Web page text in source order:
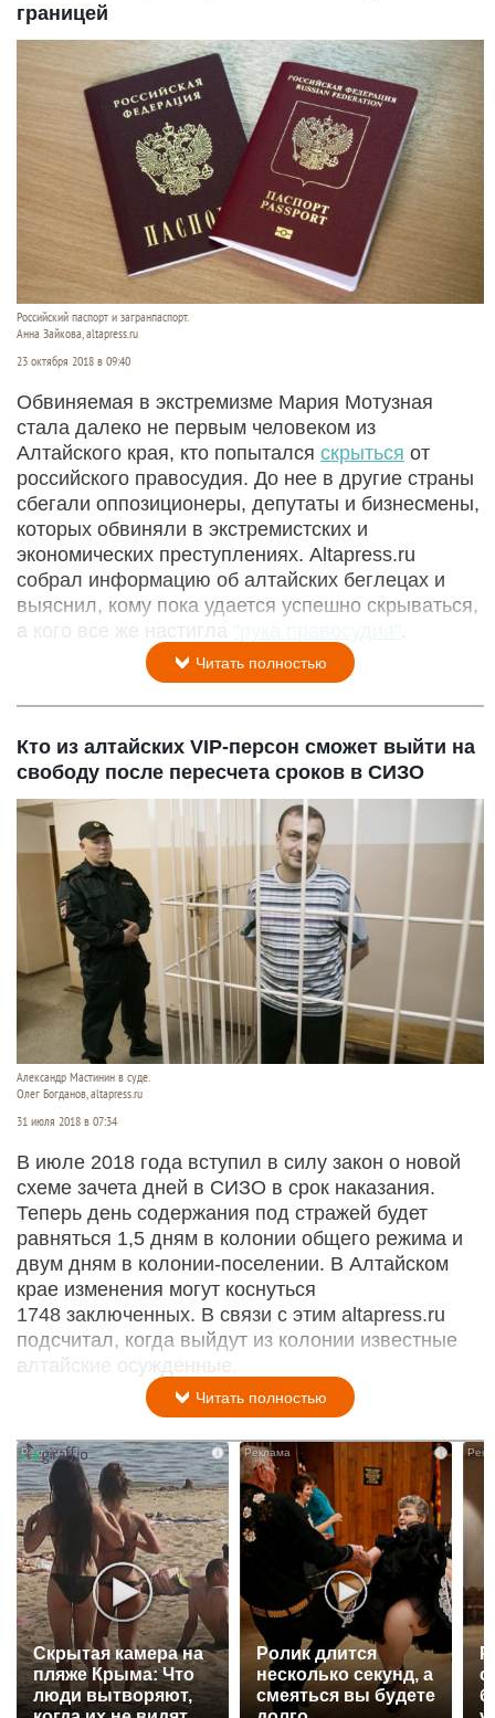
границей
Российский паспорт и загранпаспорт.
Анна Зайкова, altapress.ru
23 октября 2018 в 09:40
Обвиняемая в экстремизме Мария Мотузная
стала далеко не первым человеком из
Алтайского края, кто попытался скрыться от
российского правосудия. До нее в другие страны
сбегали оппозиционеры, депутаты и бизнесмены,
которых обвиняли в экстремистских и
экономических преступлениях. Altapress.ru
собрал информацию об алтайских беглецах и
выяснил, кому пока удается успешно скрываться,
а кого все же настигла "рука правосудия"
Читать полностью
Кто из алтайских VIP-персон сможет выйти на
свободу после пересчета сроков в СИЗО
Александр Мастинин в суде.
Олег Богданов, altapress.ru
31 июля 2018 в 07:34
В июле 2018 года вступил в силу закон о новой
схеме зачета дней в СИЗО в срок наказания.
Теперь день содержания под стражей будет
равняться 1,5 дням в колонии общего режима и
двум дням в колонии-поселении. В Алтайском
крае изменения могут коснуться
1748 заключенных. В связи с этим altapress.ru
подсчитал, когда выйдут из колонии известные
алтайские осужденные.
Читать полностью
i
Скрытая камера на
пляже Крыма: Что
люди вытворяют,
Ролик длится
несколько секунд, а
смеяться вы будете